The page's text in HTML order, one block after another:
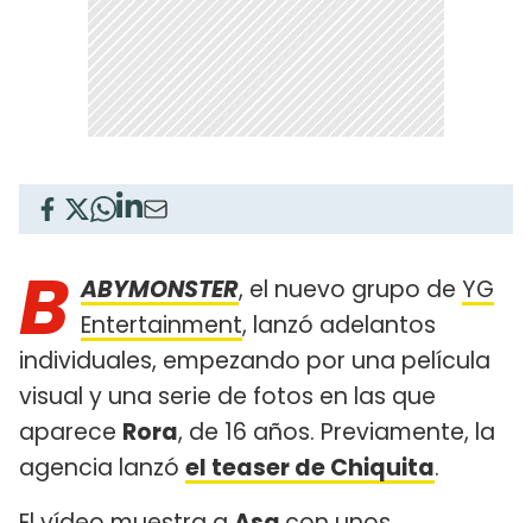
B ABYMONSTER, el nuevo grupo de YG
Entertainment, lanzó adelantos
individuales, empezando por una película
visual y una serie de fotos en las que
aparece Rora, de 16 años. Previamente, la
agencia lanzó el teaser de Chiquita.